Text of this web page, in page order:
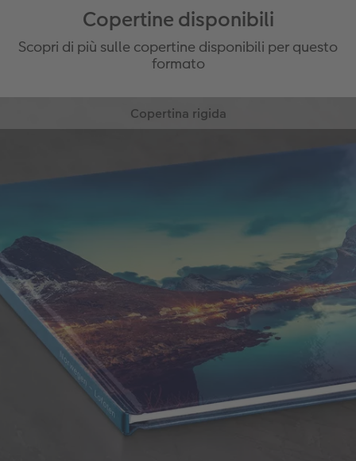
Copertine disponibili
Scopri di più sulle copertine disponibili per questo
formato
Copertina rigida
Struttura rigida e particolarmente resistente, per
proteggere al meglio le tue foto.
Qualità e robustezza
Dorso del fotolibro grande e
personalizzabile